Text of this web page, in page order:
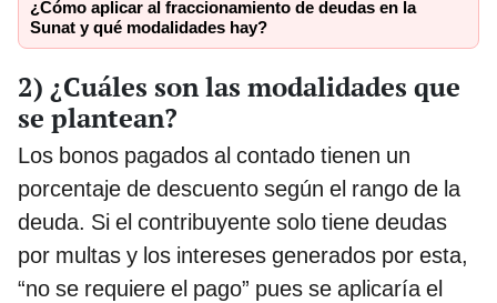
¿Cómo aplicar al fraccionamiento de deudas en la
Sunat y qué modalidades hay?
2) ¿Cuáles son las modalidades que
se plantean?
Los bonos pagados al contado tienen un
porcentaje de descuento según el rango de la
deuda. Si el contribuyente solo tiene deudas
por multas y los intereses generados por esta,
“no se requiere el pago” pues se aplicaría el